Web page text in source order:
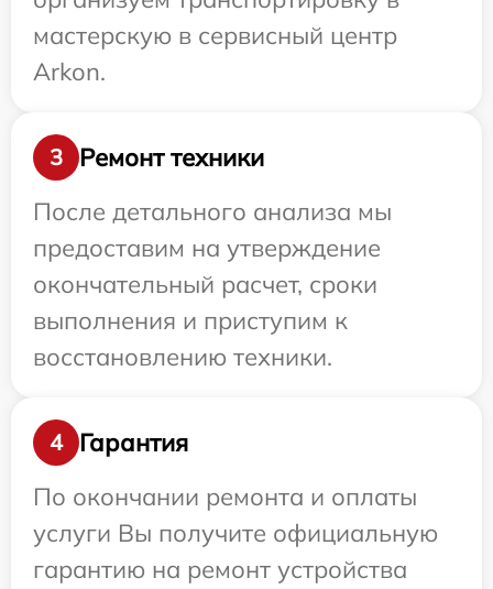
мастерскую в сервисный центр
Arkon.
3
Ремонт техники
После детального анализа мы
предоставим на утверждение
окончательный расчет, сроки
выполнения и приступим к
восстановлению техники.
4
Гарантия
По окончании ремонта и оплаты
услуги Вы получите официальную
гарантию на ремонт устройства